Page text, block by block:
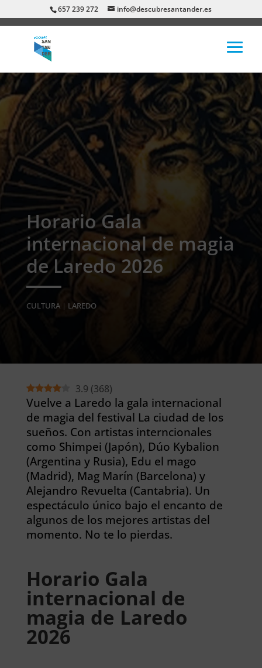
657 239 272 info@descubresantander.es
Horario Gala
internacional de magia
de Laredo 2026
CULTURA| LAREDO
3.9 (368)
Vuelve a Laredo la gala internacional
de magia del festival La ciudad de los
sueños. Con artistas interncionales
como Shimpei (Japón), Dúo Kybalion
(Argentina y Rusia), Edu el mago
(Madrid), Mag Marín (Barcelona) y
Alejandro Revuelta (Cantabria). Un
espectáculo único bajo el encanto de
algunos de los mejores artistas del
momento. No te lo pierdas.
Horario Gala
internacional de
magia de Laredo
2026